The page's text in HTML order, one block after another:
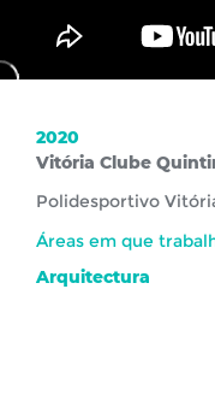
2020
Vitória Clube
Polidesportivo
Áreas em que
Arquitectura